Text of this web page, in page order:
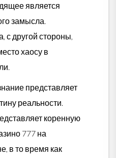
является
замысла.
с другой стороны,
хаосу в
представляет
реальности.
коренную
777 на
в то время как